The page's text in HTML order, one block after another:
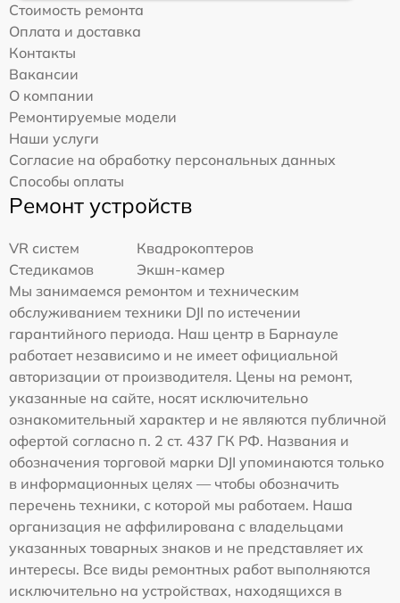
Стоимость ремонта
Оплата и доставка
Контакты
Вакансии
О компании
Ремонтируемые модели
Наши услуги
Согласие на обработку персональных данных
Способы оплаты
Ремонт устройств
VR систем
Квадрокоптеров
Стедикамов
Экшн-камер
Мы занимаемся ремонтом и техническим
обслуживанием техники DJI по истечении
гарантийного периода. Наш центр в Барнауле
работает независимо и не имеет официальной
авторизации от производителя. Цены на ремонт,
указанные на сайте, носят исключительно
ознакомительный характер и не являются публичной
офертой согласно п. 2 ст. 437 ГК РФ. Названия и
обозначения торговой марки DJI упоминаются только
в информационных целях — чтобы обозначить
перечень техники, с которой мы работаем. Наша
организация не аффилирована с владельцами
указанных товарных знаков и не представляет их
интересы. Все виды ремонтных работ выполняются
исключительно на устройствах, находящихся в